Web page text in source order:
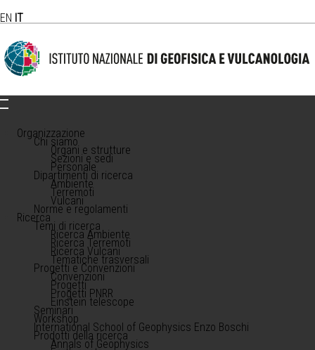
EN IT
Organizzazione
Chi siamo
Organi e strutture
Sezioni e sedi
Personale
Dipartimenti di ricerca
Ambiente
Terremoti
Vulcani
Norme e regolamenti
Ricerca
Temi di ricerca
Ricerca Ambiente
Ricerca Terremoti
Ricerca Vulcani
Tematiche trasversali
Progetti e Convenzioni
Convenzioni
Progetti
Progetti PNRR
Einstein telescope
Seminari
Workshop
International School of Geophysics Enzo Boschi
Prodotti della ricerca
Annals of Geophysics